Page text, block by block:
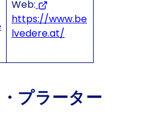
Web:
https://www.be
lvedere.at/
プラーター